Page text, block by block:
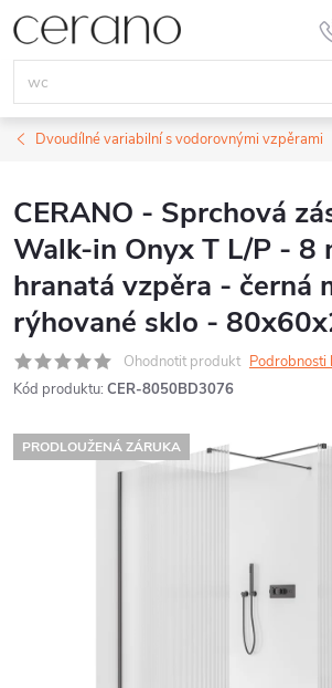
Přejít
na
obsah
Dvoudílné variabilní s vodorovnými vzpěrami
CERANO - Sprchová
Walk-in Onyx T L/P - 8
hranatá vzpěra - černá
rýhované sklo -
Ohodnotit produkt Podrobnosti
Kód produktu: CER-8050BD3076
PRODLOUŽENÁ ZÁRUKA